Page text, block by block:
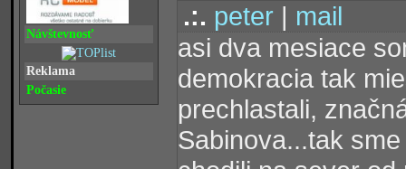
Návštevnosť
Reklama
Počasie
.:. peter | mail
asi dva mesiace
demokracia tak
prechlastali,
Sabinova...tak